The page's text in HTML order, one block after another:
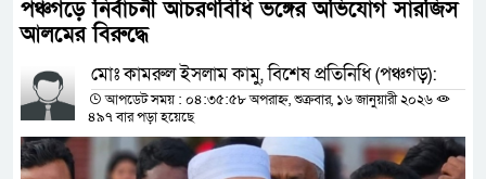
পঞ্চগড়ে নির্বাচনী আচরণবিধি ভঙ্গের অভিযোগ সারজিস
আলমের বিরুদ্ধে
মোঃ কামরুল ইসলাম কামু, বিশেষ প্রতিনিধি (পঞ্চগড়):
আপডেট সময় : ০৪:৩৫:৫৮ অপরাহ্ন, শুক্রবার, ১৬ জানুয়ারী ২০২৬
৪৯৭ বার পড়া হয়েছে